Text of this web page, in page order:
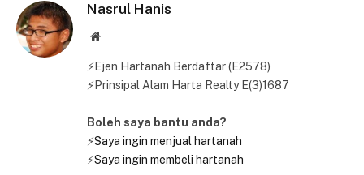
Nasrul Hanis
Website
⚡Ejen Hartanah Berdaftar (E2578)
⚡Prinsipal Alam Harta Realty E(3)1687
Boleh saya bantu anda?
⚡Saya ingin menjual hartanah
⚡Saya ingin membeli hartanah